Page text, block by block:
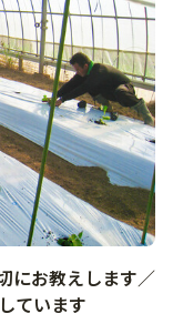
にお教えします／
ています